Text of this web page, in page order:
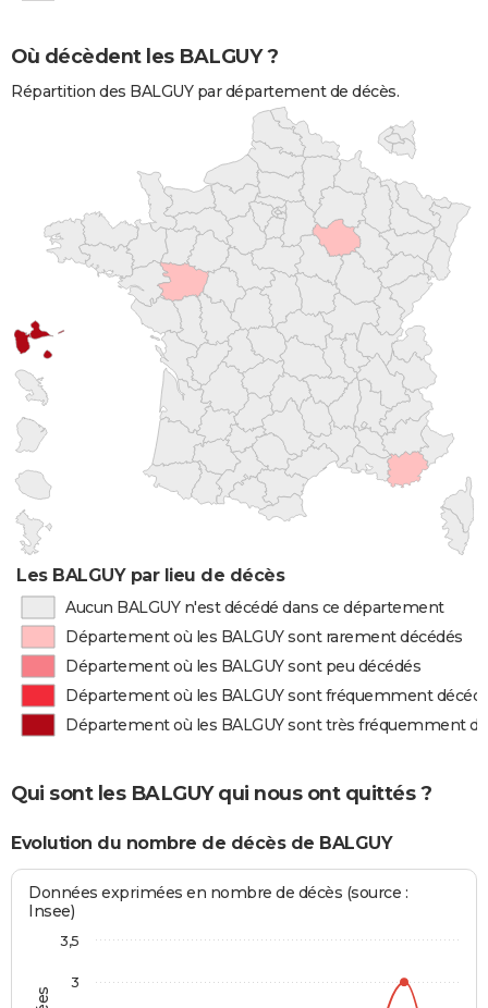
Où décèdent les BALGUY ?
Répartition des BALGUY par département de décès.
Les BALGUY par lieu de décès
Aucun BALGUY n'est décédé dans ce département
Département où les BALGUY sont rarement décédés
Département où les BALGUY sont peu décédés
Département où les BALGUY sont fréquemment
Département où les BALGUY sont très fréquemment
Qui sont les BALGUY qui nous ont quittés ?
Evolution du nombre de décès de BALGUY
Données exprimées en nombre de décès (source :
Insee)
3
3,5